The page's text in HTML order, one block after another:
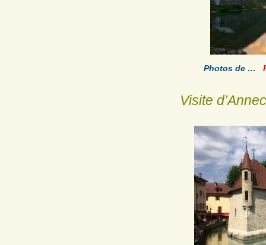
Photos de …
Visite